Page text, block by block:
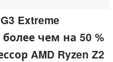
Extreme
чем на 50 %
AMD Ryzen Z2